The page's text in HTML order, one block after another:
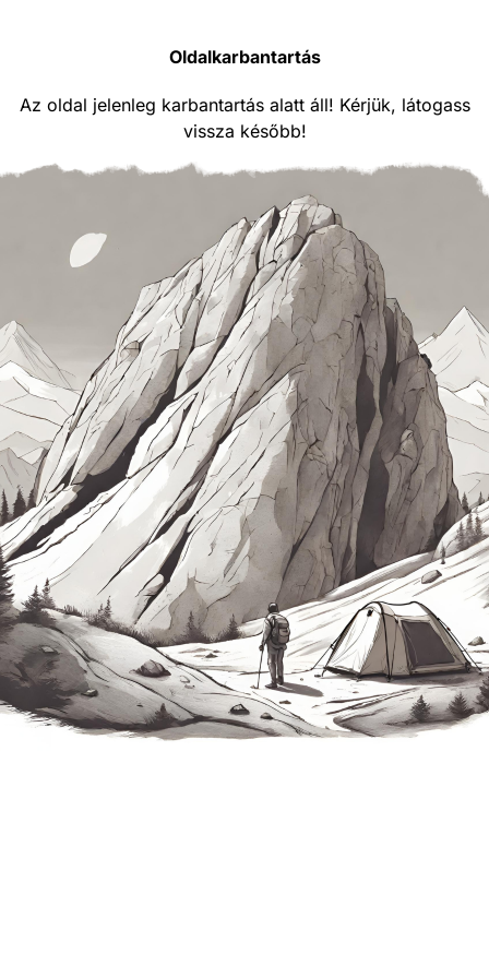
Oldalkarbantartás
Az oldal jelenleg karbantartás alatt áll! Kérjük, látogass
vissza később!